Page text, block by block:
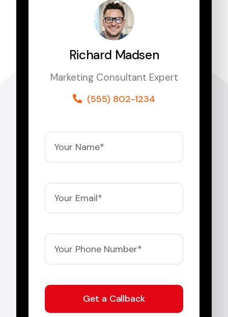
Richard Madsen
Marketing Consultant Expert
(555) 802-1234
Get a Callback